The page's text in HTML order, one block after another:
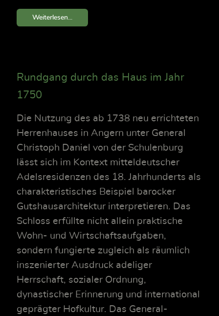
Weiterlesen...
Rundgang durch das Haus im Jahr
1750
Die Nutzung des ab 1738 neu errichteten
Herrenhauses in Angern unter General
Christoph Daniel von der Schulenburg
lässt sich im Kontext mitteldeutscher
Adelsresidenzen des 18. Jahrhunderts als
charakteristisches Beispiel barocker
Gutshausarchitektur interpretieren. Das
Schloss erfüllte nicht allein praktische
Wohn- und Wirtschaftsaufgaben,
sondern fungierte zugleich als räumlich
inszenierter Ausdruck adeliger
Herrschaft, sozialer Ordnung,
dynastischer Erinnerung und international
geprägter Hofkultur. Das General-